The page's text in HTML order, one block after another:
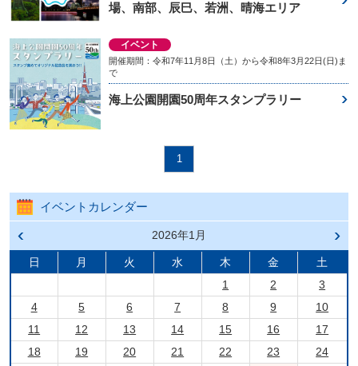
場、南部、辰巳、若洲、晴海エリア
イベント
開催期間：令和7年11月8日（土）から令和8年3月22日(日)ま
で
海上公園開園50周年スタンプラリー
1
イベントカレンダー
前の
戻る
2026年1月
次の
進む
日 月 火 水 木 金
土
1
2
3
4
5 6 7 8 9
10
11
12 13 14 15 16
17
18
19 20 21 22 23
24